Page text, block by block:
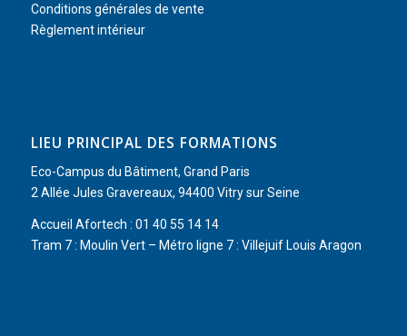
Conditions générales de vente
Règlement intérieur
LIEU PRINCIPAL DES FORMATIONS
Eco-Campus du Bâtiment, Grand Paris
2 Allée Jules Gravereaux, 94400 Vitry sur Seine
Accueil Afortech : 01 40 55 14 14
Tram 7 : Moulin Vert – Métro ligne 7 : Villejuif Louis Aragon